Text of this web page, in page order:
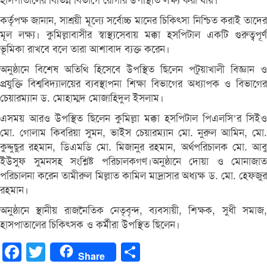
কর্তৃপক্ষ জানান, সাশ্রয়ী মূল্যে সর্বোচ্চ মানের চিকিৎসা নিশ্চিত করাই তাদের
মূল লক্ষ্য। কুমিল্লাবাসীর স্বাস্থ্যসেবায় মক্কা হসপিটাল একটি গুরুত্বপূর্ণ
ভূমিকা রাখবে বলে তারা আশাবাদ ব্যক্ত করেন।
অনুষ্ঠানে বিশেষ অতিথি হিসেবে উপস্থিত ছিলেন পটুয়াখালী বিজ্ঞান ও
প্রযুক্তি বিশ্ববিদ্যালয়ের ব্যবস্থাপনা শিক্ষা বিভাগের অধ্যাপক ও বিভাগের
চেয়ারম্যান ড. মোহাম্মদ মোজাহিদুল ইসলাম।
এসময় আরও উপস্থিত ছিলেন কুমিল্লা মক্কা হসপিটাল পিএলসি’র সিইও
মো. গোলাম কিবরিয়া সুমন, ভাইস চেয়ারম্যান মো. নুরুল আমিন, মো.
কুদ্দুছুর রহমান, ডিএমডি মো. মিজানুর রহমান, অর্থপরিচালক মো. আবু
ইউসুফ সুমনসহ সংশ্লিষ্ট পরিচালকগণ।অনুষ্ঠানে দোয়া ও মোনাজাত
পরিচালনা করেন তামীরুল মিল্লাত কামিল মাদ্রাসার অধ্যক্ষ ড. মো. হেফজুর
রহমান।
অনুষ্ঠানে স্থানীয় রাজনৈতিক নেতৃবৃন্দ, ব্যবসায়ী, শিক্ষক, সুধী সমাজ,
হাসপাতালের চিকিৎসক ও কর্মীরা উপস্থিত ছিলেন।
FacebookTwitter Share